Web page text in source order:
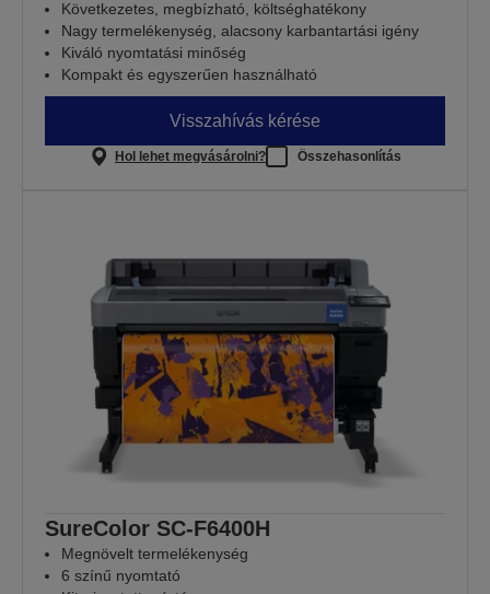
Következetes, megbízható, költséghatékony
Nagy termelékenység, alacsony karbantartási igény
Kiváló nyomtatási minőség
Kompakt és egyszerűen használható
Visszahívás kérése
Hol lehet megvásárolni? Összehasonlítás
SureColor SC-F6400H
Megnövelt termelékenység
6 színű nyomtató